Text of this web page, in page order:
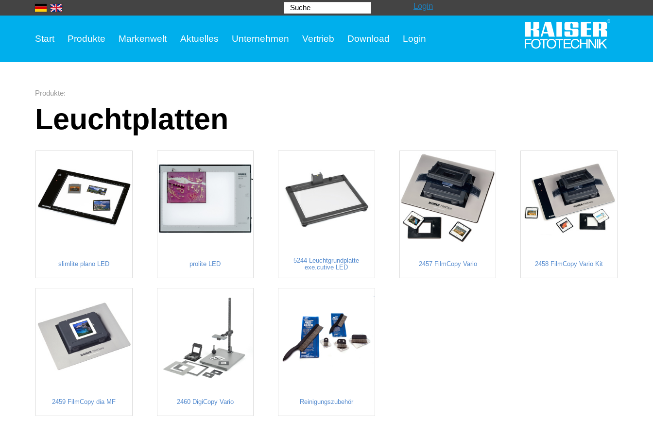
Suche Login
Start Produkte Markenwelt Aktuelles Unternehmen Vertrieb Download Login
Produkte:
Leuchtplatten
slimlite plano LED prolite LED
5244 Leuchtgrundplatte
exe.cutive LED
2457 FilmCopy Vario 2458 FilmCopy Vario Kit
2459 FilmCopy dia MF 2460 DigiCopy Vario Reinigungszubehör